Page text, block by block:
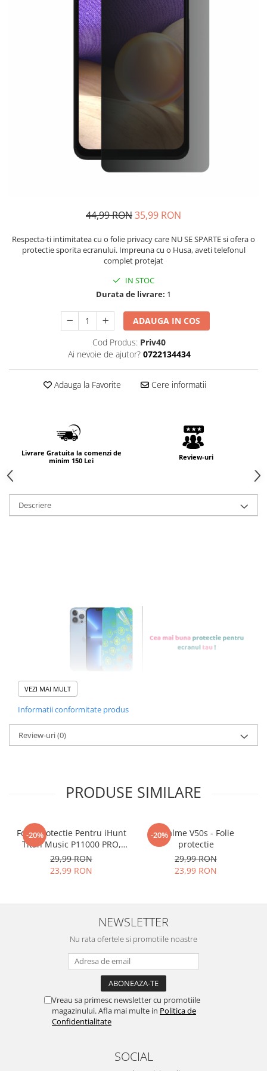
44,99 RON35,99 RON
Respecta-ti intimitatea cu o folie privacy care NU SE SPARTE si ofera o
protectie sporita ecranului. Impreuna cu o Husa, aveti telefonul
complet protejat
IN STOC
Durata de livrare: 1
ADAUGA IN COS
Cod Produs: Priv40
Ai nevoie de ajutor? 0722134434
Adauga la Favorite Cere informatii
Livrare Gratuita la comenzi de
minim 150 Lei
Review-uri
Descriere
Foliile noastre sunt
Materialul folosit in
sticla pe care o stim cu totii, ci
esteNano Glassflexibil.
Acestagaranteaza caNU SE
SPARGE in mii de cioburi
Nu numai ca este rezistenta la
zgarieturi si spargere, ci si
INTARESTEecranul!
Folia avand rezistenta 9H la
zgarieturi, asigura si un aspect
indelungat
VEZI MAI MULT
Informatii conformitate produs
Review-uri(0)
PRODUSE SIMILARE
-20%
Folie Protectie Pentru iHunt
Titan Music P11000 PRO,
VDOO
29,99 RON
23,99 RON
-20%
Realme V50s - Folie
protectie
29,99 RON
23,99 RON
NEWSLETTER
Nu rata ofertele si promotiile noastre
Vreau sa primesc newsletter cu promotiile
magazinului. Afla mai multe in Politica de
Confidentialitate
SOCIAL